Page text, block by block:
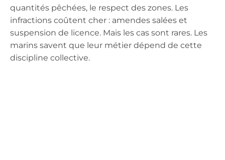
quantités pêchées, le respect des zones. Les
infractions coûtent cher : amendes salées et
suspension de licence. Mais les cas sont rares. Les
marins savent que leur métier dépend de cette
discipline collective.